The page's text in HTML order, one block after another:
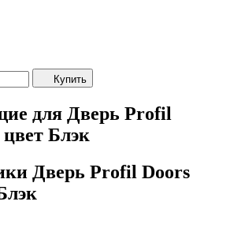
Купить
для Дверь Profil
Блэк
Дверь Profil Doors